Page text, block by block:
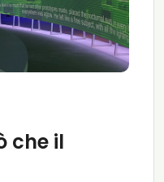
che il